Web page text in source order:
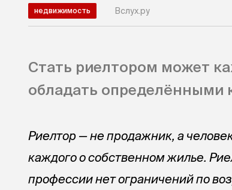
недвижимость Вслух.ру
Стать риелтором может
обладать определёнными
Риелтор — не продажник, а
каждого о собственном жилье.
профессии нет ограничений по